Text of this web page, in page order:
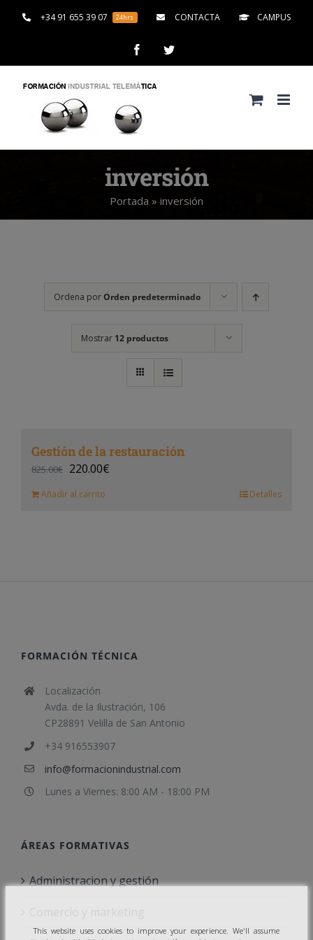
+34 91 655 39 07 24hrs CONTACTA CAMPUS
FacebookTwitter
inversión
Portada » inversión
Ordena porOrden predeterminado
Mostrar 12 productos
Gestión de la restauración
825.00€ 220.00€
Añadir al carrito Detalles
FORMACIÓN TÉCNICA
Localización
Avda. de la Ilustración, 106
CP28891 Velilla de San Antonio
+34 916553907
info@formacionindustrial.com
Lunes a Viernes: 8:00 AM - 18:00 PM
ÁREAS FORMATIVAS
Administracion y gestión
This website uses cookies to improve your experience. We'll assume